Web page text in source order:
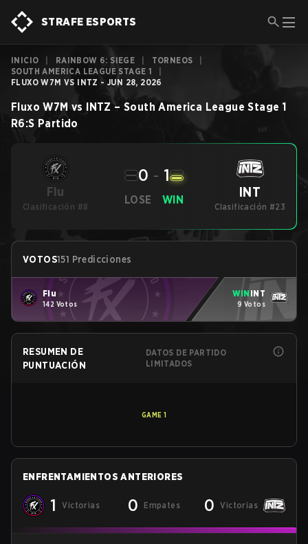
STRAFE ESPORTS
INICIO RAINBOW 6: SIEGE TORNEOS
SOUTH AMERICA LEAGUE STAGE 1
FLUXO W7M VS INTZ - JUN 28, 2026
Fluxo W7M vs INTZ –South America League Stage 1
R6:S Partido
Flu
Clasificación #8
LOSE
0 - 1
WIN INT
Clasificación #23
VOTOS151 Predicciones
Flu
142 Votos
WIN INT
9 Votos
RESUMEN DE
PUNTUACIÓN
DATOS DE PARTIDO
LIMITADOS
GAME 1
ENFRENTAMIENTOS ANTERIORES
1 Victorias 0 Empates 0 Victorias